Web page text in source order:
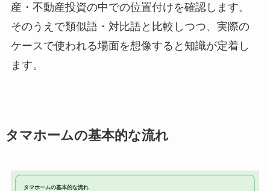
産・不動産投資の中での位置付けを確認します。
そのうえで類似語・対比語と比較しつつ、実際の
ケースで使われる場面を想像すると知識が定着し
ます。
タマホームの基本的な流れ
タマホームの基本的な流れ